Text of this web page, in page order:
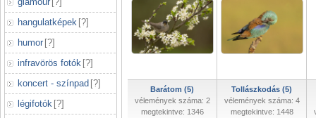
hangulatképek [?]
humor [?]
infravörös fotók [?]
koncert - színpad [?]
légifotók [?]
Barátom (5)
vélemények száma: 2
megtekintve: 1346
Tollászkodás (5)
vélemények száma: 4
megtekintve: 1448